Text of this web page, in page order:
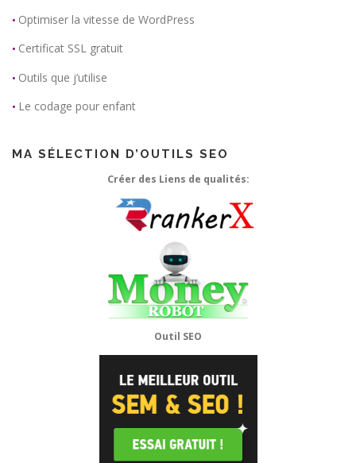
• Optimiser la vitesse de WordPress
• Certificat SSL gratuit
• Outils que j’utilise
• Le codage pour enfant
MA SÉLECTION D’OUTILS SEO
Créer des Liens de qualités:
Outil SEO